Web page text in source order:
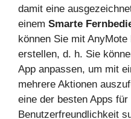
damit eine
einem Smarte
können Sie mit
erstellen, d. h. Sie
App anpassen, um mit
mehrere Aktionen
eine der besten Apps
Benutzerfreundlichkeit